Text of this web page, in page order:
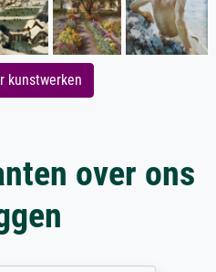
kunstwerken
over ons